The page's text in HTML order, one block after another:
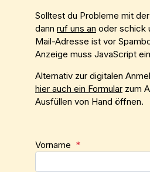
Solltest du Probleme mit der
dann ruf uns an oder schick
Mail-Adresse ist vor
Anzeige muss JavaScript
Alternativ zur digitalen
hier auch ein Formular zum
Ausfüllen von Hand öffnen.
Vorname *